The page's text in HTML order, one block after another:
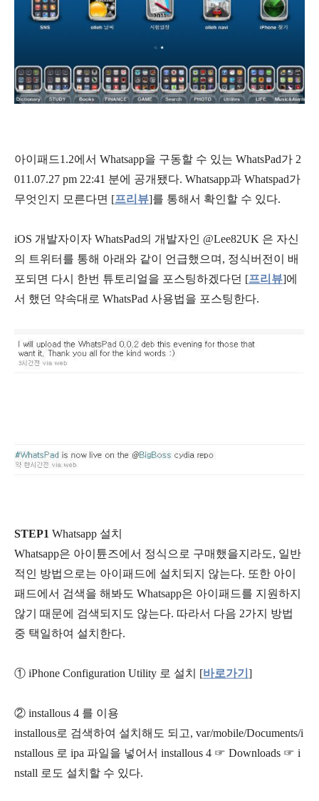
아이패드1.2에서 Whatsapp을 구동할 수 있는 WhatsPad가 2
011.07.27 pm 22:41 분에 공개됐다. Whatsapp과 Whatspad가
무엇인지 모른다면 [프리뷰]를 통해서 확인할 수 있다.
iOS 개발자이자 WhatsPad의 개발자인 @Lee82UK 은 자신
의 트위터를 통해 아래와 같이 언급했으며, 정식버전이 배
포되면 다시 한번 튜토리얼을 포스팅하겠다던 [프리뷰]에
서 했던 약속대로 WhatsPad 사용법을 포스팅한다.
STEP1 Whatsapp 설치
Whatsapp은 아이튠즈에서 정식으로 구매했을지라도, 일반
적인 방법으로는 아이패드에 설치되지 않는다. 또한 아이
패드에서 검색을 해봐도 Whatsapp은 아이패드를 지원하지
않기 때문에 검색되지도 않는다. 따라서 다음 2가지 방법
중 택일하여 설치한다.
① iPhone Configuration Utility 로 설치 [바로가기 ]
② installous 4 를 이용
installous로 검색하여 설치해도 되고, var/mobile/Documents/i
nstallous 로 ipa 파일을 넣어서 installous 4 ☞ Downloads ☞ i
nstall 로도 설치할 수 있다.